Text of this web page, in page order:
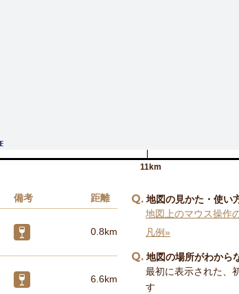
11km
備考 距離
0.8km
6.6km
Q 地図の見かた・使い
地図上のマウス操作
凡例»
Q 地図の場所がわから
最初に表示された、
す